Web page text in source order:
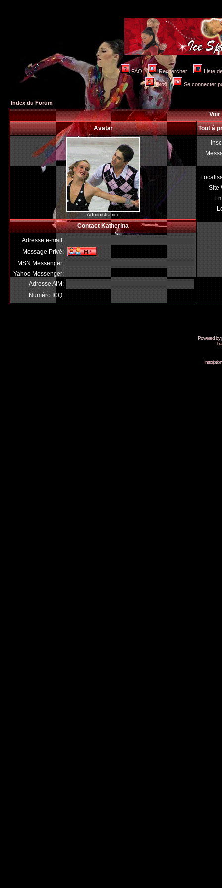
FAQ Rechercher Liste
Profil Se connecter
Index du Forum
Voir
Avatar
Tout à
Administratrice
Site
Contact Katherina
Adresse e-mail:
Message Privé:
MSN Messenger:
Yahoo Messenger:
Adresse AIM:
Numéro ICQ:
Powered by